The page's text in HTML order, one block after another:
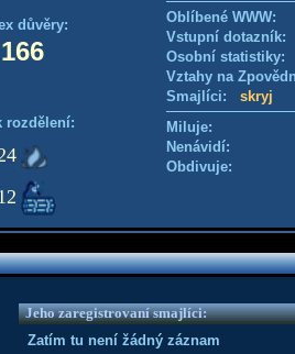
důvěry:
166
rozdělení:
Oblíbené WWW:
Vstupní
Osobní
Vztahy na
Smajlíci: skryj
Miluje:
Nenávidí:
Obdivuje:
Jeho zaregistrovaní smajlíci:
Zatím tu není žádný záznam